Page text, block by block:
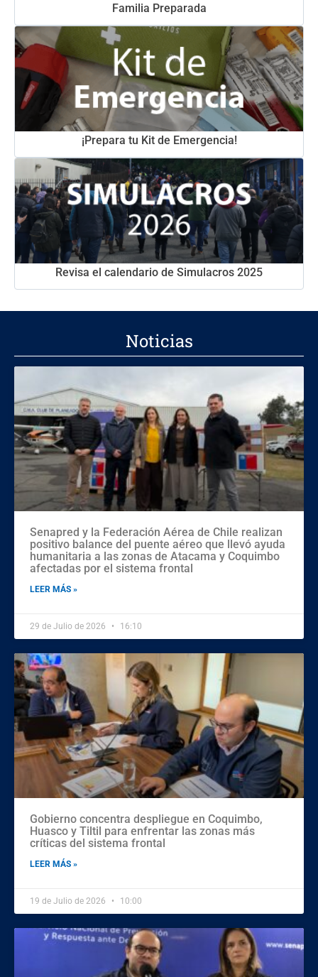
Familia Preparada
¡Prepara tu Kit de Emergencia!
Revisa el calendario de Simulacros 2025
Noticias
Senapred y la Federación Aérea de Chile realizan
positivo balance del puente aéreo que llevó ayuda
humanitaria a las zonas de Atacama y Coquimbo
afectadas por el sistema frontal
LEER MÁS »
29 de Julio de 2026 16:10
Gobierno concentra despliegue en Coquimbo,
Huasco y Tiltil para enfrentar las zonas más
críticas del sistema frontal
LEER MÁS »
19 de Julio de 2026 10:00